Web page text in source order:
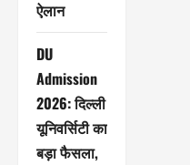
ऐलान
DU
Admission
2026: दिल्ली
यूनिवर्सिटी का
बड़ा फैसला,